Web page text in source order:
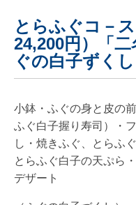
とらふぐコ－
24,200円）「
ぐの白子ずくし
小鉢・ふぐの身と皮の
ふぐ白子握り寿司）・
し・焼きふぐ、とらふ
とらふぐ白子の天ぷら
デザート